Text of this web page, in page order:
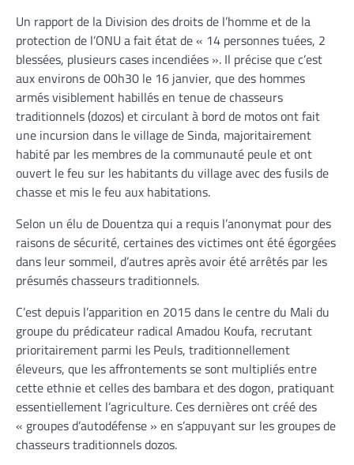
Un rapport de la Division des droits de l’homme et de la
protection de l’ONU a fait état de « 14 personnes tuées, 2
blessées, plusieurs cases incendiées ». Il précise que c’est
aux environs de 00h30 le 16 janvier, que des hommes
armés visiblement habillés en tenue de chasseurs
traditionnels (dozos) et circulant à bord de motos ont fait
une incursion dans le village de Sinda, majoritairement
habité par les membres de la communauté peule et ont
ouvert le feu sur les habitants du village avec des fusils de
chasse et mis le feu aux habitations.
Selon un élu de Douentza qui a requis l’anonymat pour des
raisons de sécurité, certaines des victimes ont été égorgées
dans leur sommeil, d’autres après avoir été arrêtés par les
présumés chasseurs traditionnels.
C’est depuis l’apparition en 2015 dans le centre du Mali du
groupe du prédicateur radical Amadou Koufa, recrutant
prioritairement parmi les Peuls, traditionnellement
éleveurs, que les affrontements se sont multipliés entre
cette ethnie et celles des bambara et des dogon, pratiquant
essentiellement l’agriculture. Ces dernières ont créé des
« groupes d’autodéfense » en s’appuyant sur les groupes de
chasseurs traditionnels dozos.